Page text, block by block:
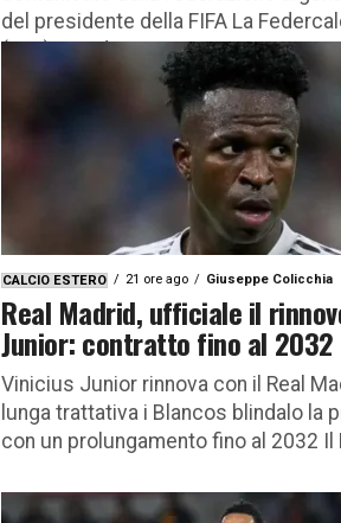
del presidente della FIFA La
(AFA) prende posizione a...
CALCIO ESTERO 21 ore ago Giuseppe Colicchia
Real Madrid, ufficiale il
Junior: contratto fino al 2032
Vinicius Junior rinnova con il Real
lunga trattativa i Blancos blindalo la
con un prolungamento fino al 2032 Il